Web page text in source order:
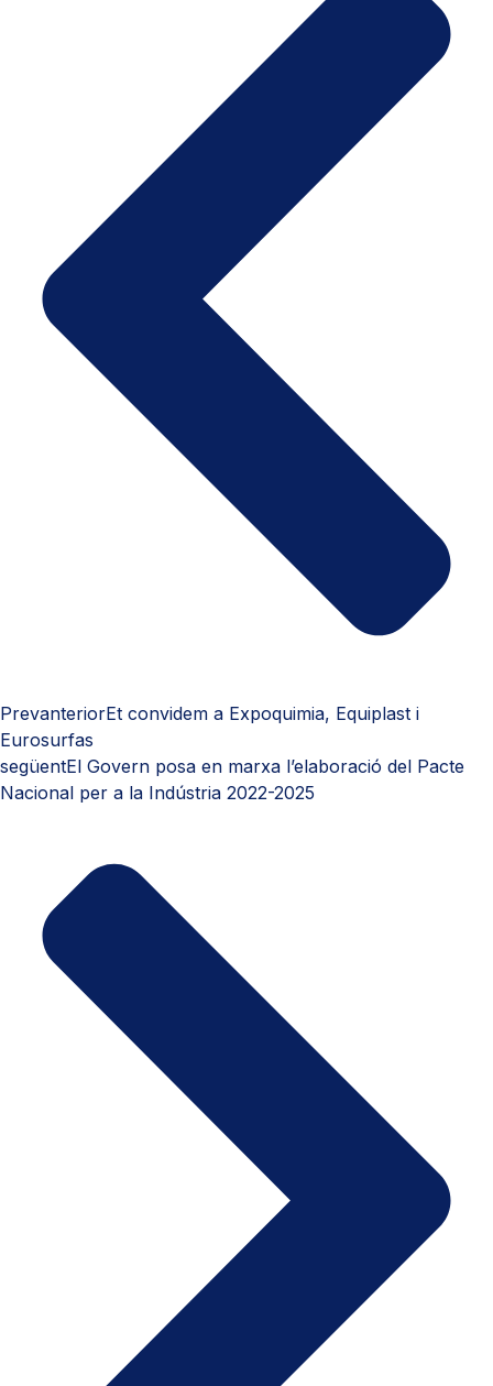
PrevanteriorEt convidem a Expoquimia, Equiplast i
Eurosurfas
següentEl Govern posa en marxa l’elaboració del Pacte
Nacional per a la Indústria 2022-2025